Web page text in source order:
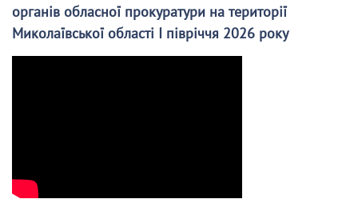
органів обласної прокуратури на території
Миколаївської області І півріччя 2026 року